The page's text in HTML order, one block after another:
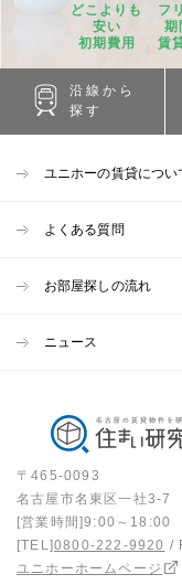
どこよりも
安い
初期費用
フ
期
賃
沿線から
探す
ユニホーの賃貸につい
よくある質問
お部屋探しの流れ
ニュース
〒465-0093
名古屋市名東区一社3-7
[営業時間]9:00～18:00
[TEL]0800-222-9920 /
ユニホーホームページ